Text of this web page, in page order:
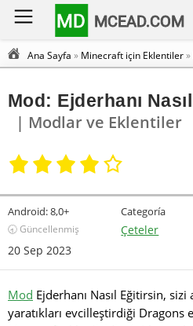
MD MCEAD.COM
Ana Sayfa » Minecraft için Eklentiler»
Mod: Ejderhanı
| Modlar ve Eklentiler
Android:8,0+
🕣 Güncellenmiş
20 Sep 2023
Categoría
Çeteler
Mod Ejderhanı Nasıl Eğitirsin,
yaratıkları evcilleştirdiği Dragons